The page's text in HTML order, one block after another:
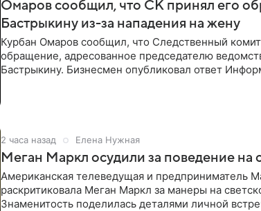
Омаров сообщил, что СК принял его
Бастрыкину из-за нападения на жену
Курбан Омаров сообщил, что Следственный
обращение, адресованное председателю
Бастрыкину. Бизнесмен опубликовал ответ
2 часа назад Елена Нужная
Меган Маркл осудили за поведение на
Американская телеведущая и предприниматель
раскритиковала Меган Маркл за манеры на
Знаменитость поделилась деталями личной